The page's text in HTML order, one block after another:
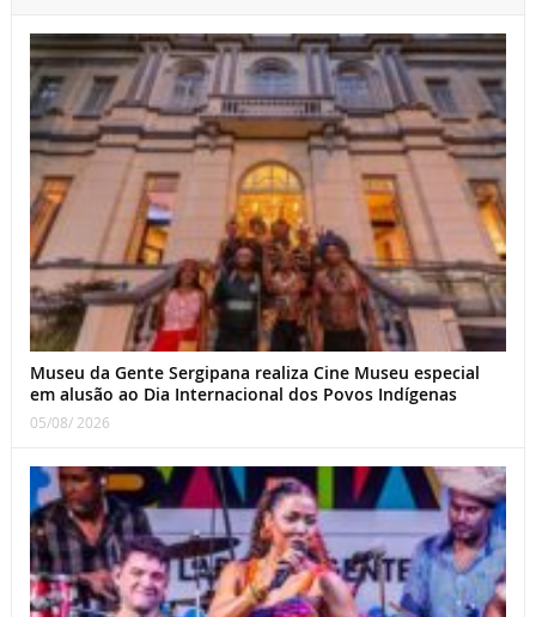
Museu da Gente Sergipana realiza Cine Museu especial
em alusão ao Dia Internacional dos Povos Indígenas
05/08/ 2026